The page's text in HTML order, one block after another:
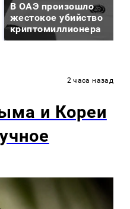
В ОАЭ произошло
жестокое убийство
криптомиллионера
2 часа назад
и Кореи